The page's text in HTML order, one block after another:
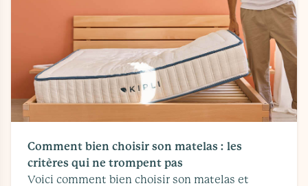
Comment bien choisir son matelas : les
critères qui ne trompent pas
Voici comment bien choisir son matelas et